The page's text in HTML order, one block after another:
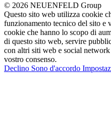
© 2026 NEUENFELD Group
Questo sito web utilizza cookie
funzionamento tecnico del sito e
cookie che hanno lo scopo di
di questo sito web, servire
con altri siti web e social
vostro consenso.
Declino Sono d'accordo